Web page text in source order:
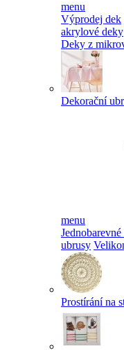
menu
Výprodej dek
akrylové deky
Deky z
Dekorační
menu
ubrusy
Prostírání na